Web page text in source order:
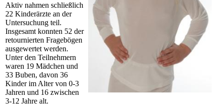
Aktiv nahmen schließlich
22 Kinderärzte an der
Untersuchung teil.
Insgesamt konnten 52 der
retournierten Fragebögen
ausgewertet werden.
Unter den Teilnehmern
waren 19 Mädchen und
33 Buben, davon 36
Kinder im Alter von 0-3
Jahren und 16 zwischen
3-12 Jahre alt.